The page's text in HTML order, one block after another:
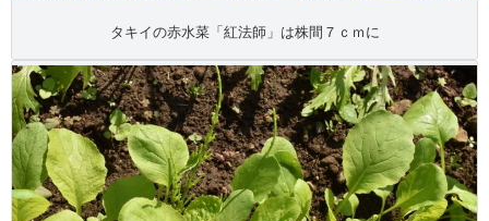
タキイの赤水菜「紅法師」は株間７ｃｍに